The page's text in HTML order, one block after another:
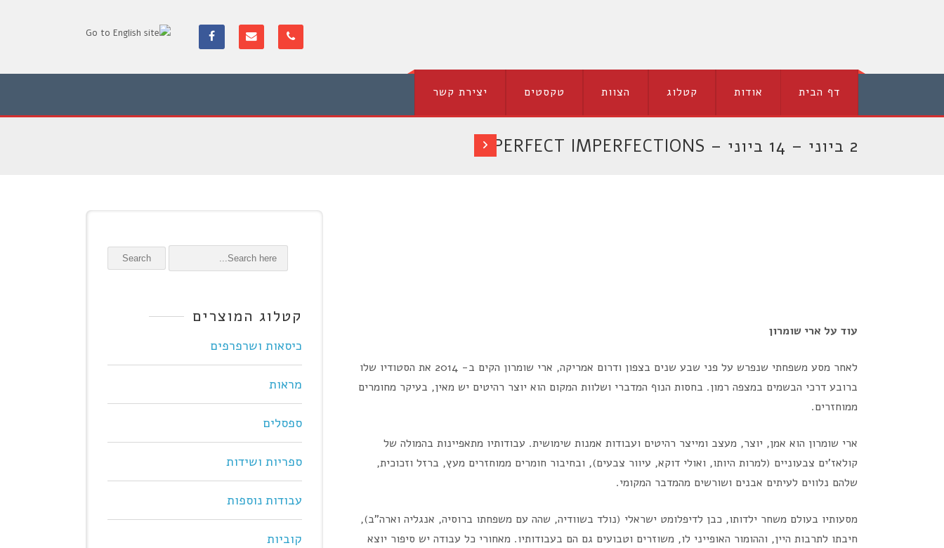
דף הבית אודות קטלוג הצוות טקסטים יצירת קשר
2 ביוני – 14 ביוני – PERFECT IMPERFECTIONS
Search
קטלוג המוצרים
כיסאות ושרפרפים
מראות
ספסלים
ספריות ושידות
עבודות נוספות
קוביות
עוד על ארי שומרון
לאחר מסע משפחתי שנפרש על פני שבע שנים בצפון ודרום אמריקה, ארי שומרון הקים ב- 2014 את הסטודיו שלו
ברובע דרכי הבשמים במצפה רמון. בחסות הנוף המדברי ושלוות המקום הוא יוצר רהיטים יש מאין, בעיקר מחומרים
ממוחזרים.
ארי שומרון הוא אמן, יוצר, מעצב ומייצר רהיטים ועבודות אמנות שימושית. עבודותיו מתאפיינות בהמולה של
קולאז’ים צבעוניים (למרות היותו, ואולי דוקא, עיוור צבעים), ובחיבור חומרים ממוחזרים מעץ, ברזל וזכוכית,
שלהם נלווים לעיתים אבנים ושורשים מהמדבר המקומי.
מסעותיו בעולם משחר ילדותו, כבן לדיפלומט ישראלי (נולד בשוודיה, שהה עם משפחתו ברוסיה, אנגליה וארה”ב),
חיבתו לתרבות היין, וההומור האופייני לו, משוזרים וטבועים גם הם בעבודותיו. מאחורי כל עבודה יש סיפור יוצא